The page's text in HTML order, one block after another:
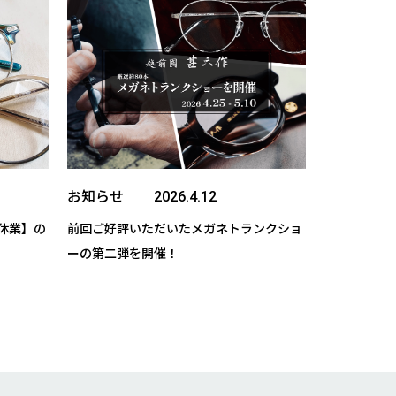
業】の
お知らせ
前回ご好評いただいたメガネトランクショ
ーの第二弾を開催！